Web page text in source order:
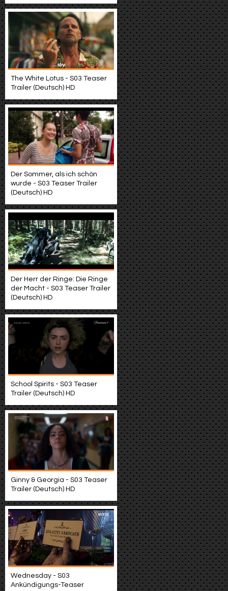
The White Lotus - S03 Teaser
Trailer (Deutsch) HD
Der Sommer, als ich schön
wurde - S03 Teaser Trailer
(Deutsch) HD
Der Herr der Ringe: Die Ringe
der Macht - S03 Teaser Trailer
(Deutsch) HD
School Spirits - S03 Teaser
Trailer (Deutsch) HD
Ginny & Georgia - S03 Teaser
Trailer (Deutsch) HD
Wednesday - S03
Ankündigungs-Teaser